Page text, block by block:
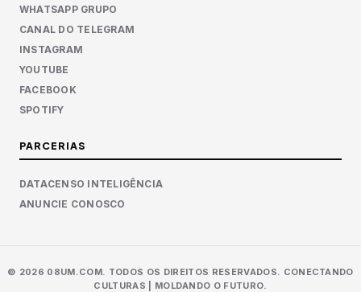
WHATSAPP GRUPO
CANAL DO TELEGRAM
INSTAGRAM
YOUTUBE
FACEBOOK
SPOTIFY
PARCERIAS
DATACENSO INTELIGÊNCIA
ANUNCIE CONOSCO
© 2026 08UM.COM. TODOS OS DIREITOS RESERVADOS. CONECTANDO
CULTURAS | MOLDANDO O FUTURO.